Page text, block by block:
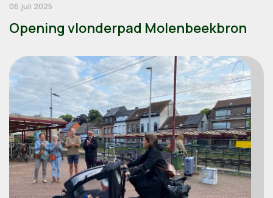
06 juli 2025
Opening vlonderpad Molenbeekbron